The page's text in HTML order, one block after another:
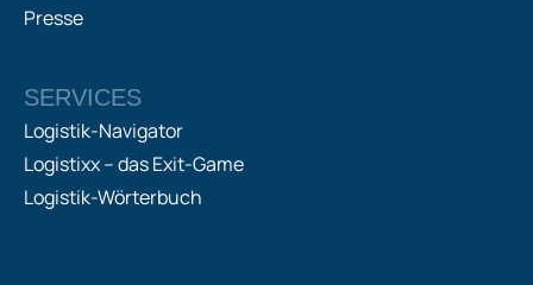
Presse
SERVICES
Logistik-Navigator
Logistixx – das Exit-Game
Logistik-Wörterbuch